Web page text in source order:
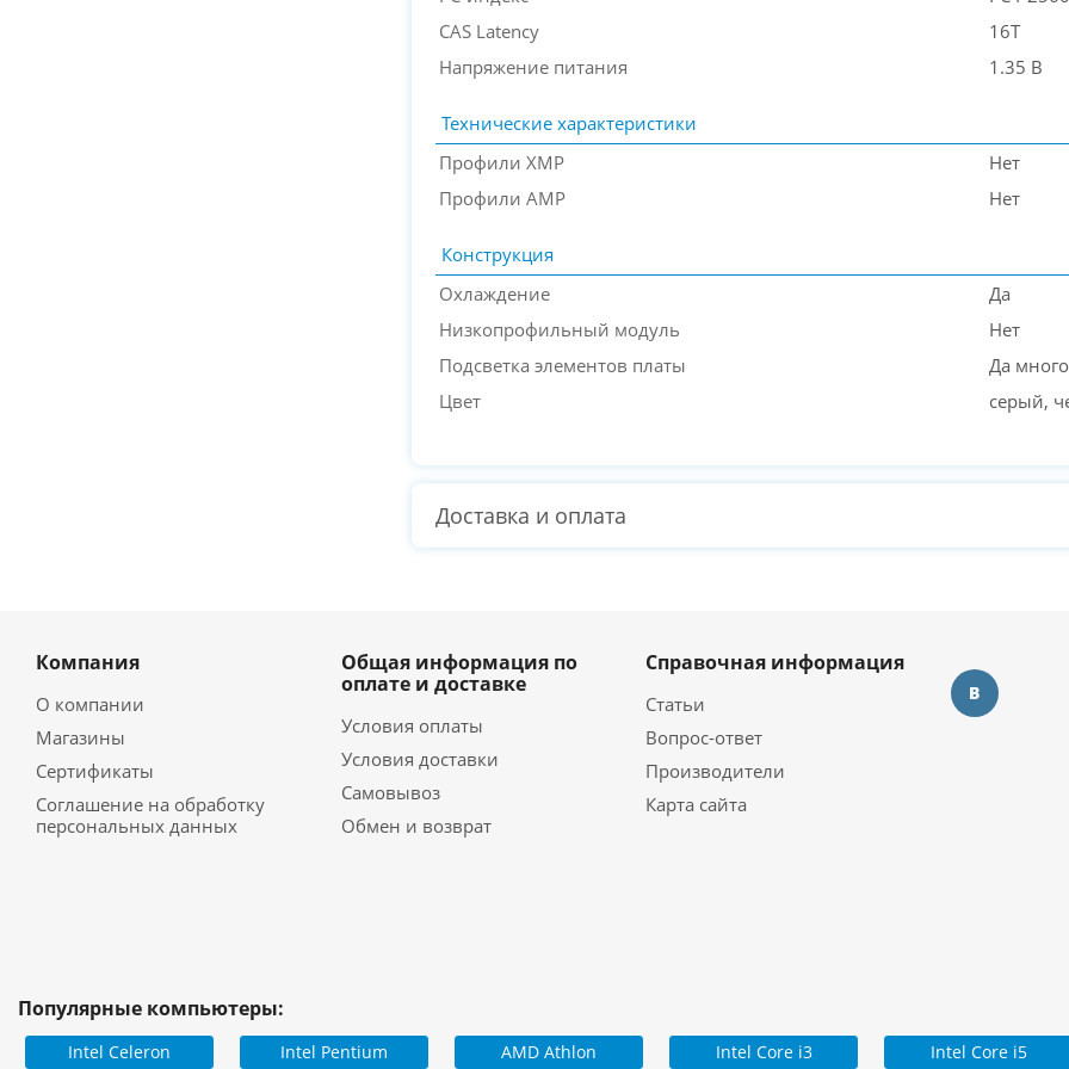
CAS Latency
16T
Напряжение питания
1.35 В
Технические характеристики
Профили XMP
Нет
Профили AMP
Нет
Конструкция
Охлаждение
Да
Низкопрофильный модуль
Нет
Подсветка элементов платы
Да
Цвет
серый,
Доставка и оплата
Компания
О компании
Магазины
Сертификаты
Соглашение на обработку
персональных данных
Общая информация по
оплате и доставке
Условия оплаты
Условия доставки
Самовывоз
Обмен и возврат
Справочная информация
Статьи
Вопрос-ответ
Производители
Карта сайта
Популярные компьютеры:
Intel Celeron Intel Pentium AMD Athlon Intel Core i3 Intel Core i5